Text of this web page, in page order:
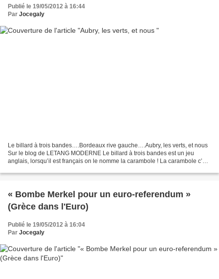
Publié le 19/05/2012 à 16:44
Par Jocegaly
Le billard à trois bandes….Bordeaux rive gauche….Aubry, les verts, et nous
Sur le blog de LETANG MODERNE Le billard à trois bandes est un jeu
anglais, lorsqu’il est français on le nomme la carambole ! La carambole c’est
« Bombe Merkel pour un euro-referendum »
(Grèce dans l'Euro)
Publié le 19/05/2012 à 16:04
Par Jocegaly